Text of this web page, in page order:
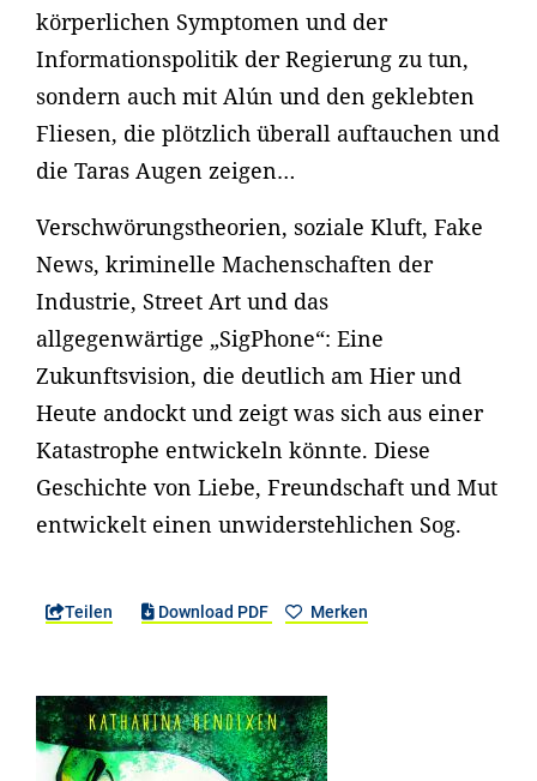
körperlichen Symptomen und der
Informationspolitik der Regierung zu tun,
sondern auch mit Alún und den geklebten
Fliesen, die plötzlich überall auftauchen und
die Taras Augen zeigen…
Verschwörungstheorien, soziale Kluft, Fake
News, kriminelle Machenschaften der
Industrie, Street Art und das
allgegenwärtige „SigPhone“: Eine
Zukunftsvision, die deutlich am Hier und
Heute andockt und zeigt was sich aus einer
Katastrophe entwickeln könnte. Diese
Geschichte von Liebe, Freundschaft und Mut
entwickelt einen unwiderstehlichen Sog.
Teilen Download PDF Merken